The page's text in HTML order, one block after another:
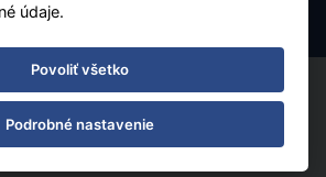
údaje.
Povoliť všetko
Podrobné nastavenie